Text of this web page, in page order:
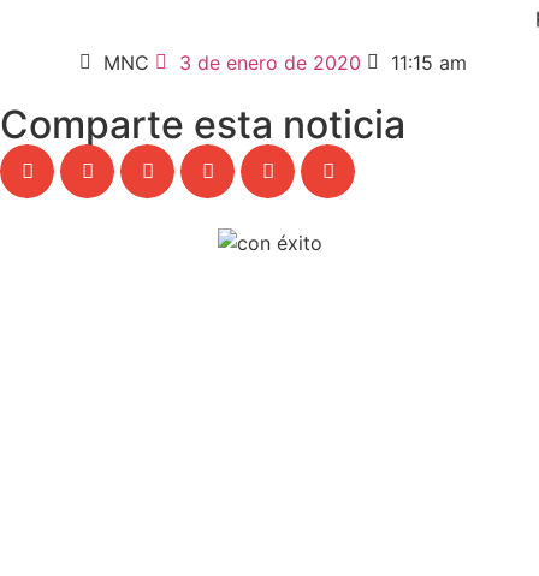
MNC
3 de enero de 2020 11:15 am
Comparte esta noticia